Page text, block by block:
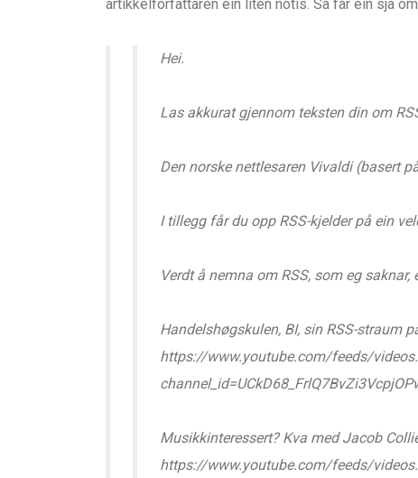
artikkelforfattaren ein liten notis. Så får ein sjå
Hei.
Las akkurat gjennom teksten din om
Den norske nettlesaren Vivaldi (basert
I tillegg får du opp RSS-kjelder på ein
Verdt å nemna om RSS, som eg saknar,
Handelshøgskulen, BI, sin RSS-straum
https://www.youtube.com/feeds/
Musikkinteressert? Kva med Jacob
https://www.youtube.com/feeds/